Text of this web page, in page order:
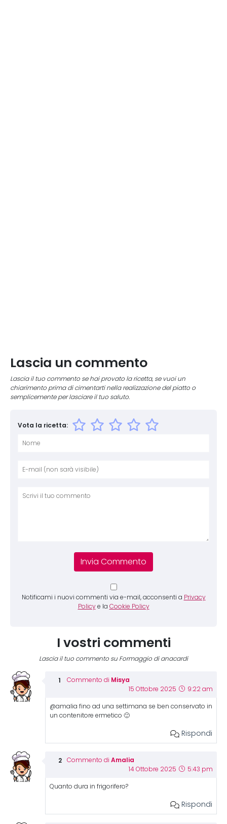
Lascia un commento
Lascia il tuo commento se hai provato la ricetta, se vuoi un
chiarimento prima di cimentarti nella realizzazione del piatto o
semplicemente per lasciare il tuo saluto.
Vota la ricetta:
Notificami i nuovi commenti via e-mail, acconsenti a Privacy
Policy e la Cookie Policy
I vostri commenti
Lascia il tuo commento su Formaggio di anacardi
Commento di Misya
15 Ottobre 2025 9:22 am
@amalia fino ad una settimana se ben conservato in
un contenitore ermetico 🙂
Rispondi
Commento di Amalia
14 Ottobre 2025 5:43 pm
Quanto dura in frigorifero?
Rispondi